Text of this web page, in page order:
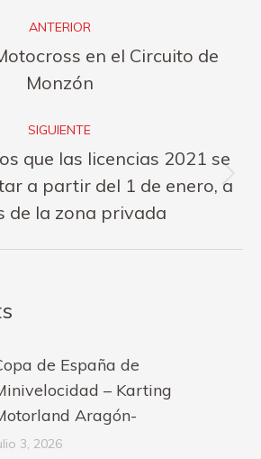
ANTERIOR
Publicación
anterior:
en el Circuito de
Monzón
SIGUIENTE
Publicación
siguiente:
que las licencias 2021 se
a partir del 1 de enero, a
de la zona privada
de España de
– Karting
Aragón-
3, 2026